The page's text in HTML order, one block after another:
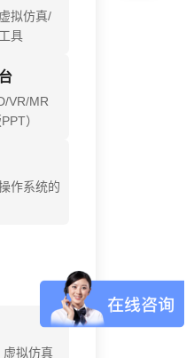
拟仿真/
具
VR/MR
）
作系统的
虚拟仿真